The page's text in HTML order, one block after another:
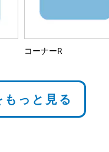
コーナーR
っと見る